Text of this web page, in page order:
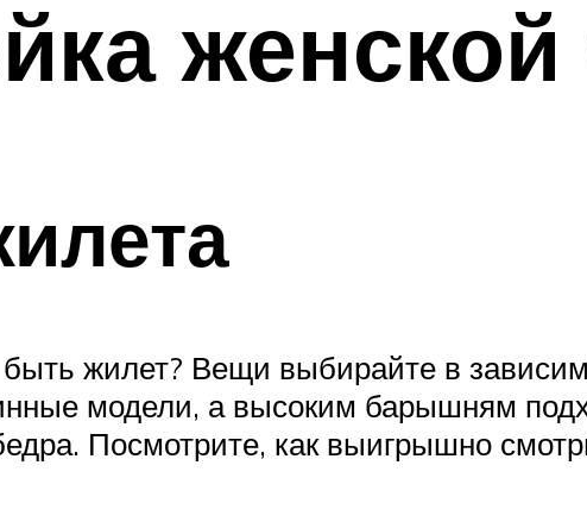
женской
жилет? Вещи выбирайте в
модели, а высоким барышням
Посмотрите, как выигрышно